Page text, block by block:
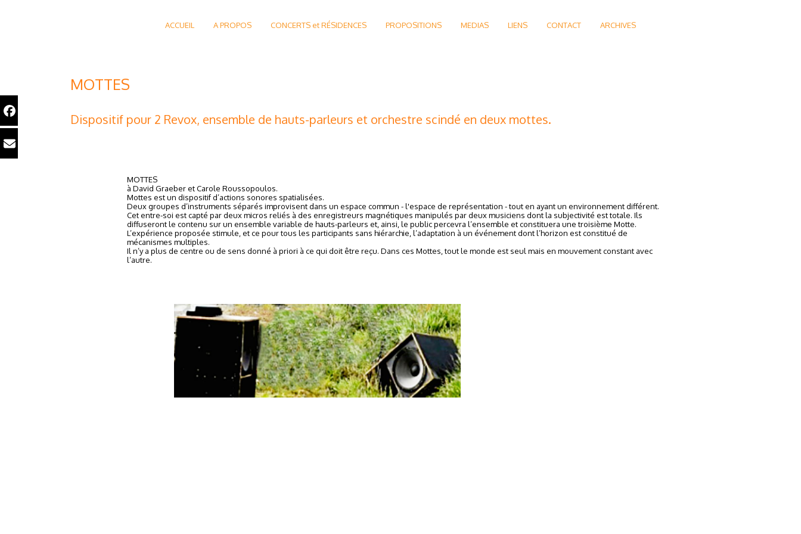
ACCUEIL A PROPOS CONCERTS et RÉSIDENCES PROPOSITIONS MEDIAS LIENS CONTACT ARCHIVES
MOTTES
Dispositif pour 2 Revox, ensemble de hauts-parleurs et orchestre scindé en deux mottes.
MOTTES
à David Graeber et Carole Roussopoulos.
Mottes est un dispositif d’actions sonores spatialisées.
Deux groupes d’instruments séparés improvisent dans un espace commun - l'espace de représentation - tout en ayant un environnement différent.
Cet entre-soi est capté par deux micros reliés à des enregistreurs magnétiques manipulés par deux musiciens dont la subjectivité est totale. Ils
diffuseront le contenu sur un ensemble variable de hauts-parleurs et, ainsi, le public percevra l’ensemble et constituera une troisième Motte.
L’expérience proposée stimule, et ce pour tous les participants sans hiérarchie, l’adaptation à un événement dont l’horizon est constitué de
mécanismes multiples.
Il n’y a plus de centre ou de sens donné à priori à ce qui doit être reçu. Dans ces Mottes, tout le monde est seul mais en mouvement constant avec
l’autre.